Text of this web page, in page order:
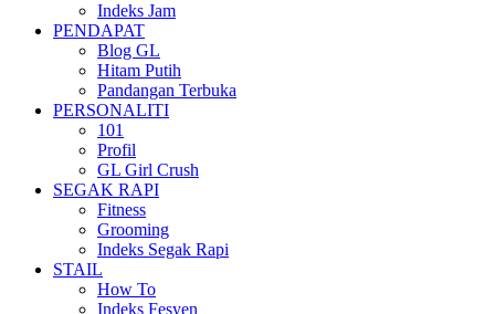
Indeks Jam
PENDAPAT
Blog GL
Hitam Putih
Pandangan Terbuka
PERSONALITI
101
Profil
GL Girl Crush
SEGAK RAPI
Fitness
Grooming
Indeks Segak Rapi
STAIL
How To
Indeks Fesyen